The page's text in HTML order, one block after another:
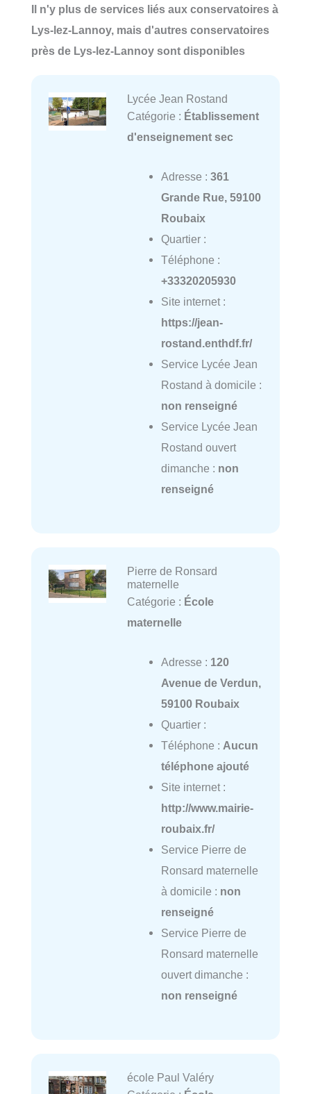
Il n'y plus de services liés aux conservatoires à
Lys-lez-Lannoy, mais d'autres conservatoires
près de Lys-lez-Lannoy sont disponibles
Lycée Jean Rostand
Catégorie : Établissement
d'enseignement sec
Adresse : 361
Grande Rue, 59100
Roubaix
Quartier :
Téléphone :
+33320205930
Site internet :
https://jean-
rostand.enthdf.fr/
Service Lycée Jean
Rostand à domicile :
non renseigné
Service Lycée Jean
Rostand ouvert
dimanche : non
renseigné
Pierre de Ronsard
maternelle
Catégorie : École
maternelle
Adresse : 120
Avenue de Verdun,
59100 Roubaix
Quartier :
Téléphone : Aucun
téléphone ajouté
Site internet :
http://www.mairie-
roubaix.fr/
Service Pierre de
Ronsard maternelle
à domicile : non
renseigné
Service Pierre de
Ronsard maternelle
ouvert dimanche :
non renseigné
école Paul Valéry